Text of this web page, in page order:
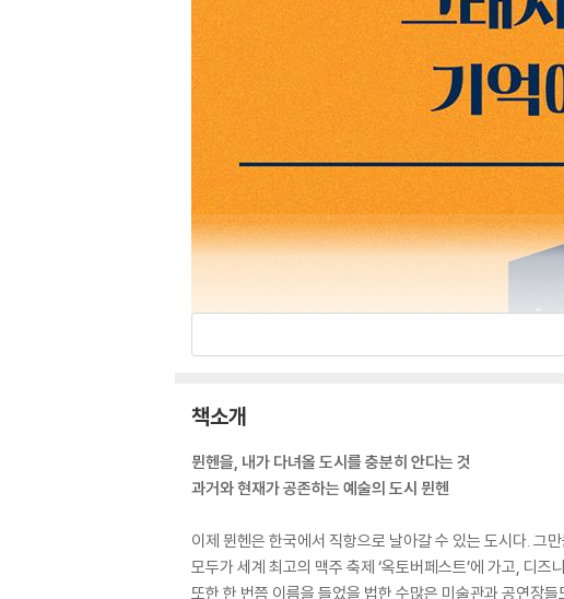
책소개
뮌헨을, 내가 다녀올 도시를 충분히 안다는 것
과거와 현재가 공존하는 예술의 도시 뮌헨
이제 뮌헨은 한국에서 직항으로 날아갈 수 있는 도시다. 그
모두가 세계 최고의 맥주 축제 ‘옥토버페스트’에 가고, 디
또한 한 번쯤 이름을 들었을 법한 수많은 미술관과 공연장